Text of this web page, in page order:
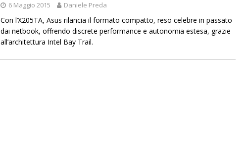
6 Maggio 2015 Daniele Preda
Con l’X205TA, Asus rilancia il formato compatto, reso celebre in passato
dai netbook, offrendo discrete performance e autonomia estesa, grazie
all’architettura Intel Bay Trail.